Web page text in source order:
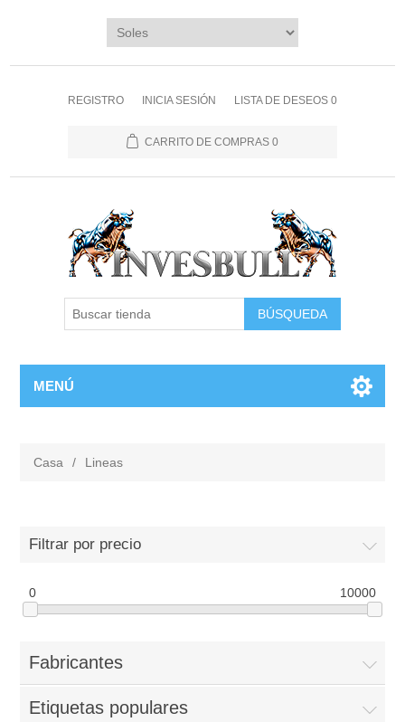
REGISTRO INICIA SESIÓN LISTA DE DESEOS 0
CARRITO DE COMPRAS 0
BÚSQUEDA
MENÚ
Casa / Lineas
Filtrar por precio
0 10000
Fabricantes
Etiquetas populares